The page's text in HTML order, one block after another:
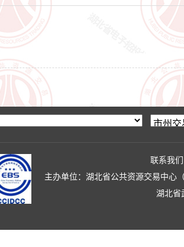
联系我们
主办单位：湖北省公共资源交易中心
湖北省